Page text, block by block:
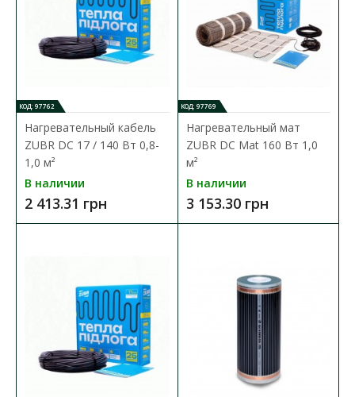
Доступность: В наличии
Двухжильный нагревательный кабель ZUBR DC Cable
предназначен для монтажа на этапе строительства,..
2 413.31 грн
КОД: 97762
Нагревательный кабель
ZUBR DC 17 / 140 Вт 0,8-
1,0 м²
В наличии
2 413.31 грн
КОД: 97769
Нагревательный мат
ZUBR DC Mat 160 Вт 1,0
м²
В наличии
3 153.30 грн